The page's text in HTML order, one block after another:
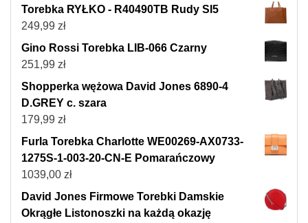
Torebka RYŁKO - R40490TB Rudy SI5
249,99 zł
Gino Rossi Torebka LIB-066 Czarny
251,99 zł
Shopperka wężowa David Jones 6890-4
D.GREY c. szara
179,99 zł
Furla Torebka Charlotte WE00269-AX0733-
1275S-1-003-20-CN-E Pomarańczowy
1039,00 zł
David Jones Firmowe Torebki Damskie
Okrągłe Listonoszki na każdą okazję